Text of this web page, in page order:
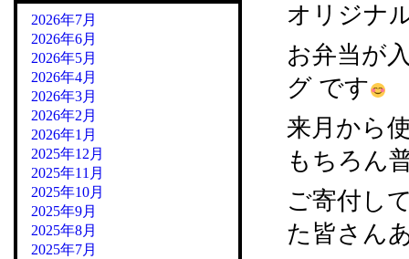
オリジナ
お弁当が
グ です
来月から
もちろん
ご寄付し
た皆さん
2026年7月
2026年6月
2026年5月
2026年4月
2026年3月
2026年2月
2026年1月
2025年12月
2025年11月
2025年10月
2025年9月
2025年8月
2025年7月